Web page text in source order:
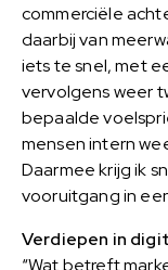
commerciële
daarbij van
iets te snel, met
vervolgens weer
bepaalde
mensen intern
Daarmee krijg ik
vooruitgang in
Verdiepen in
“Wat betreft